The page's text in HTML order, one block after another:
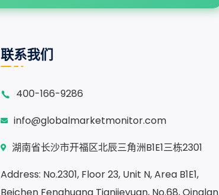
联系我们
400-166-9286
info@globalmarketmonitor.com
湖南省长沙市开福区北辰三角洲B1E1三栋2301
Address: No.2301, Floor 23, Unit N, Area B1E1,